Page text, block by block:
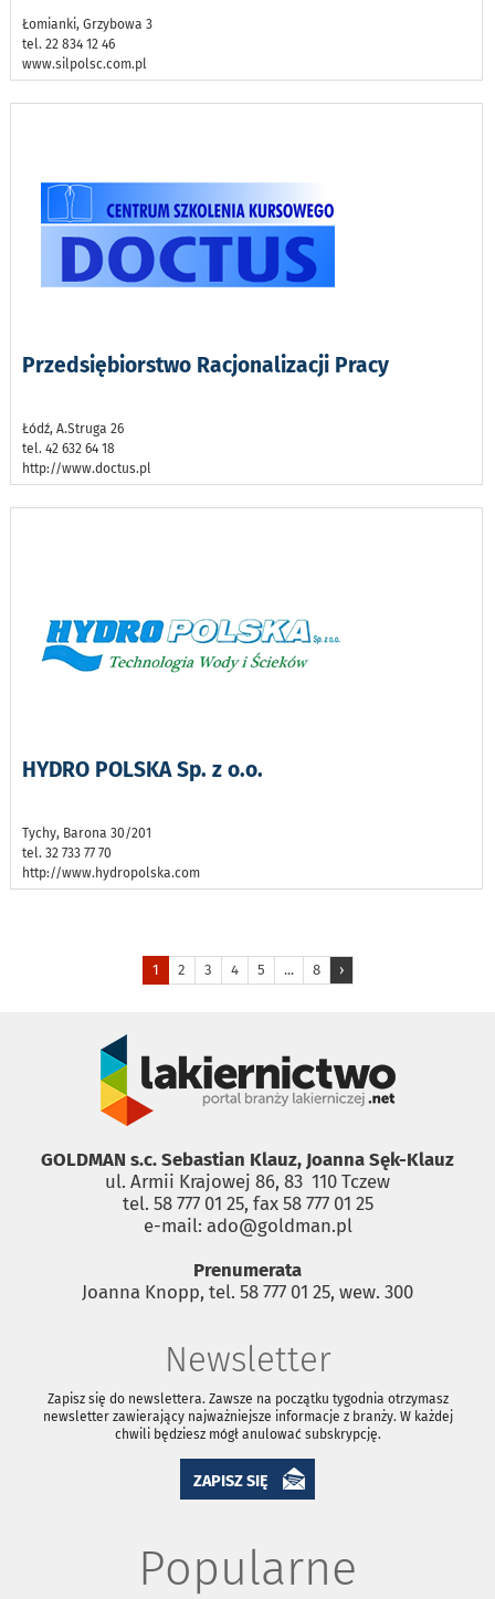
Łomianki, Grzybowa 3
tel. 22 834 12 46
www.silpolsc.com.pl
Przedsiębiorstwo Racjonalizacji Pracy
Łódź, A.Struga 26
tel. 42 632 64 18
http://www.doctus.pl
HYDRO POLSKA Sp. z o.o.
Tychy, Barona 30/201
tel. 32 733 77 70
http://www.hydropolska.com
1 2 3 4 5 ... 8 ›
GOLDMAN s.c. Sebastian Klauz, Joanna Sęk-Klauz
ul. Armii Krajowej 86, 83 ­ 110 Tczew
tel. 58 777 01 25, fax 58 777 01 25
e-mail: ado@goldman.pl
Prenumerata
Joanna Knopp, tel. 58 777 01 25, wew. 300
Newsletter
Zapisz się do newslettera. Zawsze na początku tygodnia otrzymasz
newsletter zawierający najważniejsze informacje z branży. W każdej
chwili będziesz mógł anulować subskrypcję.
ZAPISZ SIĘ
Popularne